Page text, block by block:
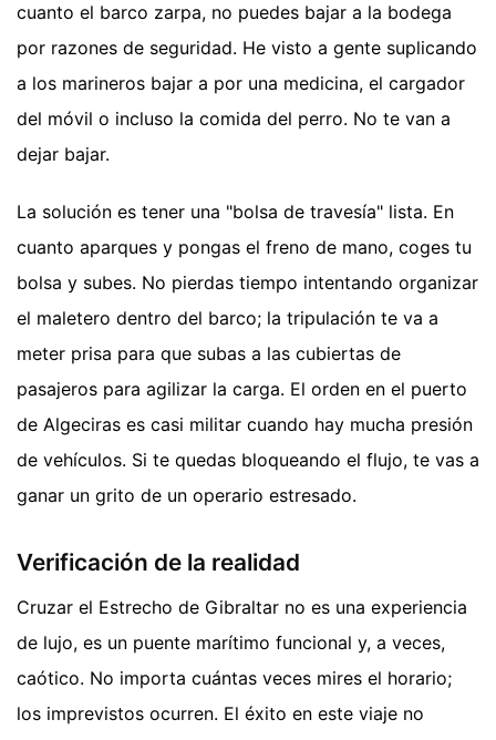
cuanto el barco zarpa, no puedes bajar a la bodega
por razones de seguridad. He visto a gente suplicando
a los marineros bajar a por una medicina, el cargador
del móvil o incluso la comida del perro. No te van a
dejar bajar.
La solución es tener una "bolsa de travesía" lista. En
cuanto aparques y pongas el freno de mano, coges tu
bolsa y subes. No pierdas tiempo intentando organizar
el maletero dentro del barco; la tripulación te va a
meter prisa para que subas a las cubiertas de
pasajeros para agilizar la carga. El orden en el puerto
de Algeciras es casi militar cuando hay mucha presión
de vehículos. Si te quedas bloqueando el flujo, te vas a
ganar un grito de un operario estresado.
Verificación de la realidad
Cruzar el Estrecho de Gibraltar no es una experiencia
de lujo, es un puente marítimo funcional y, a veces,
caótico. No importa cuántas veces mires el horario;
los imprevistos ocurren. El éxito en este viaje no